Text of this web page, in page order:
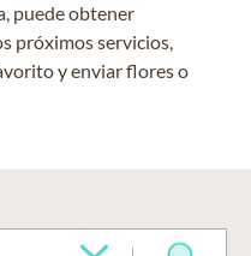
puede obtener
próximos servicios,
y enviar flores o